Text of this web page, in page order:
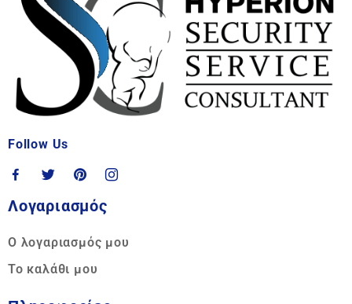
Follow Us
Λογαριασμός
Ο λογαριασμός μου
Το καλάθι μου